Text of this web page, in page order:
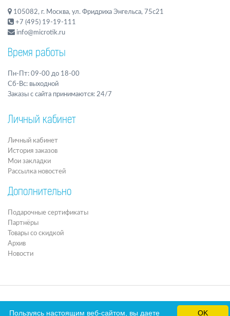
105082, г. Москва, ул. Фридриха Энгельса, 75с21
+7 (495) 19-19-111
info@microtik.ru
Время работы
Пн-Пт: 09-00 до 18-00
Сб-Вс: выходной
Заказы с сайта принимаются: 24/7
Личный кабинет
Личный кабинет
История заказов
Мои закладки
Рассылка новостей
Дополнительно
Подарочные сертификаты
Партнёры
Товары со скидкой
Архив
Новости
OK
Пользуясь настоящим веб-сайтом, вы даете